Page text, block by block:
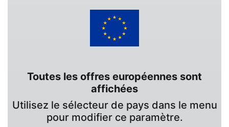
Toutes les offres européennes sont
affichées
Utilisez le sélecteur de pays dans le menu
pour modifier ce paramètre.